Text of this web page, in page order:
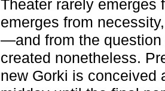
Theater rarely emerges
emerges from
—and from the question
created nonetheless.
new Gorki is conceived